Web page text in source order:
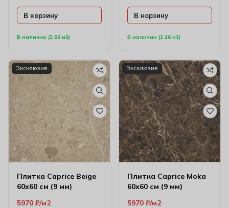
В наличии (2.88 м2)
В корзину
В наличии (2.16 м2)
В корзину
Эксклюзив
Плитка Caprice Beige
60х60 см (9 мм)
5970 ₽ м2
Эксклюзив
Плитка Caprice Moka
60х60 см (9 мм)
5970 ₽ м2